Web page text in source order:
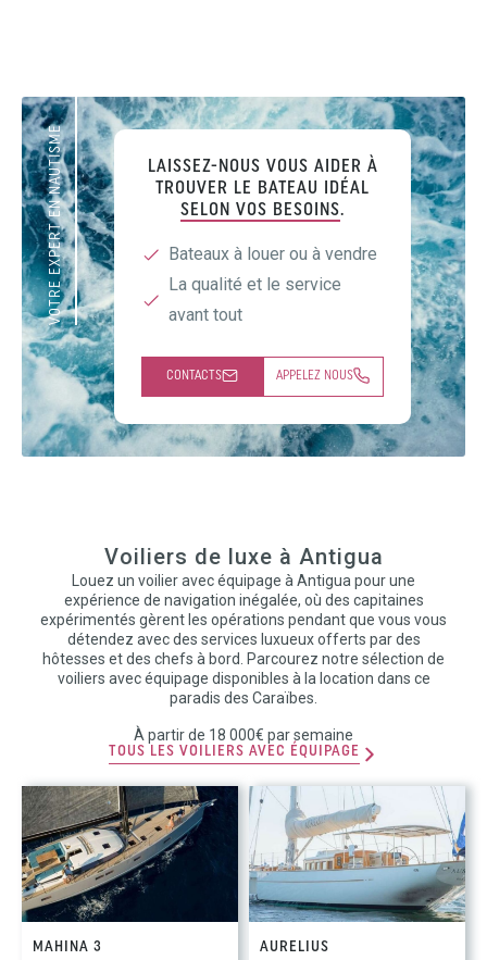
VOTRE EXPERT EN NAUTISME
LAISSEZ-NOUS VOUS AIDER À
TROUVER LE BATEAU IDÉAL
SELON VOS BESOINS.
Bateaux à louer ou à vendre
La qualité et le service
avant tout
CONTACTS APPELEZ NOUS
Voiliers de luxe à Antigua
Louez un voilier avec équipage à Antigua pour une
expérience de navigation inégalée, où des capitaines
expérimentés gèrent les opérations pendant que vous vous
détendez avec des services luxueux offerts par des
hôtesses et des chefs à bord. Parcourez notre sélection de
voiliers avec équipage disponibles à la location dans ce
paradis des Caraïbes.
À partir de 18 000€ par semaine
TOUS LES VOILIERS AVEC ÉQUIPAGE
MAHINA 3 AURELIUS